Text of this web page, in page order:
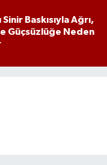
Sinir Baskısıyla Ağrı,
Güçsüzlüğe Neden